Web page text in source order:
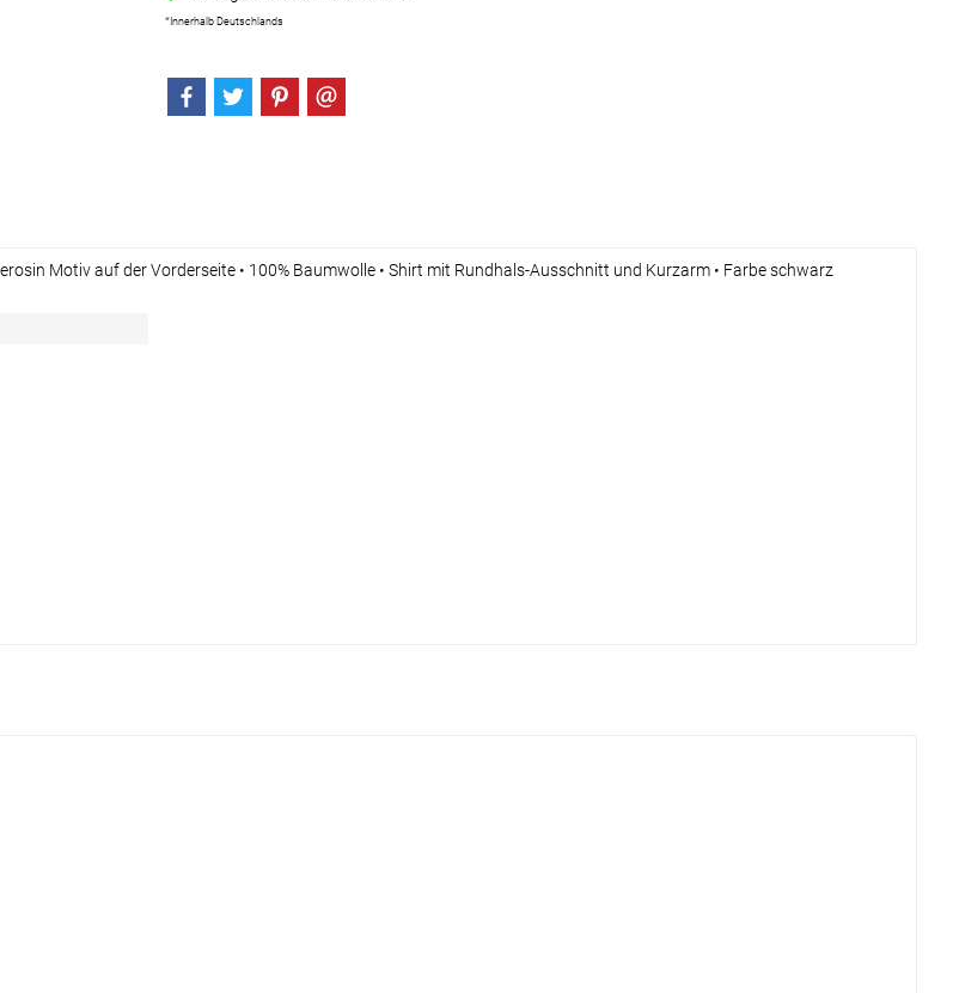
*Innerhalb Deutschlands
Motiv auf der Vorderseite • 100% Baumwolle • Shirt mit Rundhals-Ausschnitt und Kurzarm • Farbe schwarz